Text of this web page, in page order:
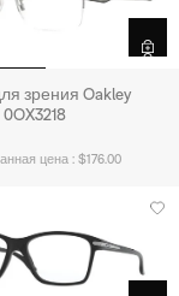
зрения Oakley
цена : $176.00